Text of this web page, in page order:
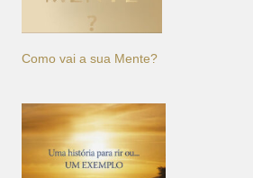
Como vai a sua Mente?